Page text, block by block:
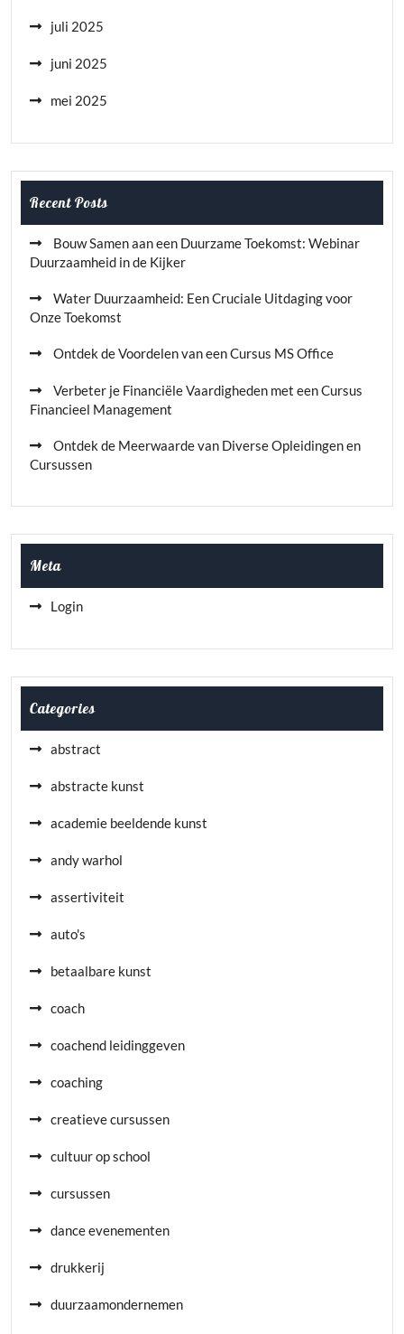
juli 2025
juni 2025
mei 2025
Recent Posts
Bouw Samen aan een Duurzame Toekomst: Webinar
Duurzaamheid in de Kijker
Water Duurzaamheid: Een Cruciale Uitdaging voor
Onze Toekomst
Ontdek de Voordelen van een Cursus MS Office
Verbeter je Financiële Vaardigheden met een Cursus
Financieel Management
Ontdek de Meerwaarde van Diverse Opleidingen en
Cursussen
Meta
Login
Categories
abstract
abstracte kunst
academie beeldende kunst
andy warhol
assertiviteit
auto's
betaalbare kunst
coach
coachend leidinggeven
coaching
creatieve cursussen
cultuur op school
cursussen
dance evenementen
drukkerij
duurzaamondernemen